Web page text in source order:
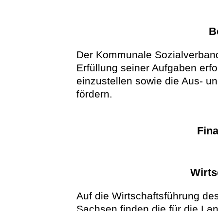
Der Kommunale
Erfüllung seiner Aufgaben
einzustellen sowie die Aus-
fördern.
Auf die Wirtschaftsführung
Sachsen finden die für die